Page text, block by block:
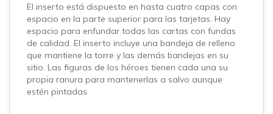
El inserto está dispuesto en hasta cuatro capas con
espacio en la parte superior para las tarjetas. Hay
espacio para enfundar todas las cartas con fundas
de calidad. El inserto incluye una bandeja de relleno
que mantiene la torre y las demás bandejas en su
sitio. Las figuras de los héroes tienen cada una su
propia ranura para mantenerlas a salvo aunque
estén pintadas.